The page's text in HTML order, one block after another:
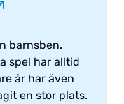
barnsben.
spel har alltid
år har även
en stor plats.